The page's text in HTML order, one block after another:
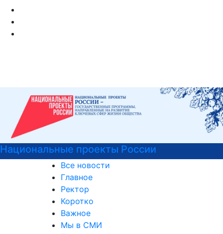
Национальные проекты России
Все новости
Главное
Ректор
Коротко
Важное
Мы в СМИ